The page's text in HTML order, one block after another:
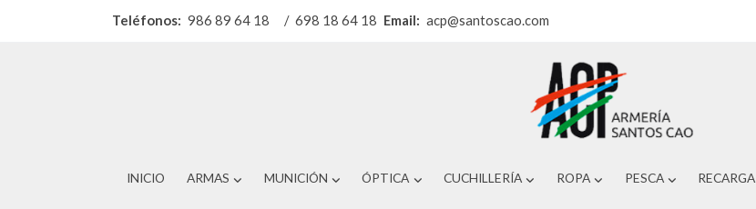
Teléfonos: 986 89 64 18 / 698 18 64 18 Email: acp@santoscao.com
INICIO ARMAS MUNICIÓN ÓPTICA CUCHILLERÍA ROPA PESCA RECARGA